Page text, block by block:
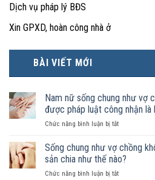
Dịch vụ pháp lý BĐS
Xin GPXD, hoàn công nhà ở
BÀI VIẾT MỚI
Nam nữ sống chung như vợ
được pháp luật công nhận là
Chức năng bình luận bị tắtở
nữ
sống
chung
như
Sống chung như vợ chồng
sản chia như thế nào?
Chức năng bình luận bị tắtở